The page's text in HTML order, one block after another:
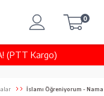
(PTT Kargo)
0
İslamı Öğreniyorum - Namaz